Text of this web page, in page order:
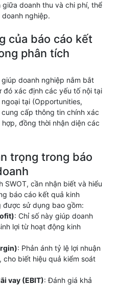
giữa doanh thu và chi phí, thể
doanh nghiệp.
của báo cáo kết
phân tích
doanh nghiệp nắm bắt
xác định các yếu tố nội tại
tại (Opportunities,
cấp thông tin chính xác
đồng thời nhận diện các
trọng trong báo
SWOT, cần nhận biết và hiểu
báo cáo kết quả kinh
được sử dụng bao gồm:
: Chỉ số này giúp doanh
lợi từ hoạt động kinh
: Phản ánh tỷ lệ lợi nhuận
cho biết hiệu quả kiểm soát
vay (EBIT): Đánh giá khả